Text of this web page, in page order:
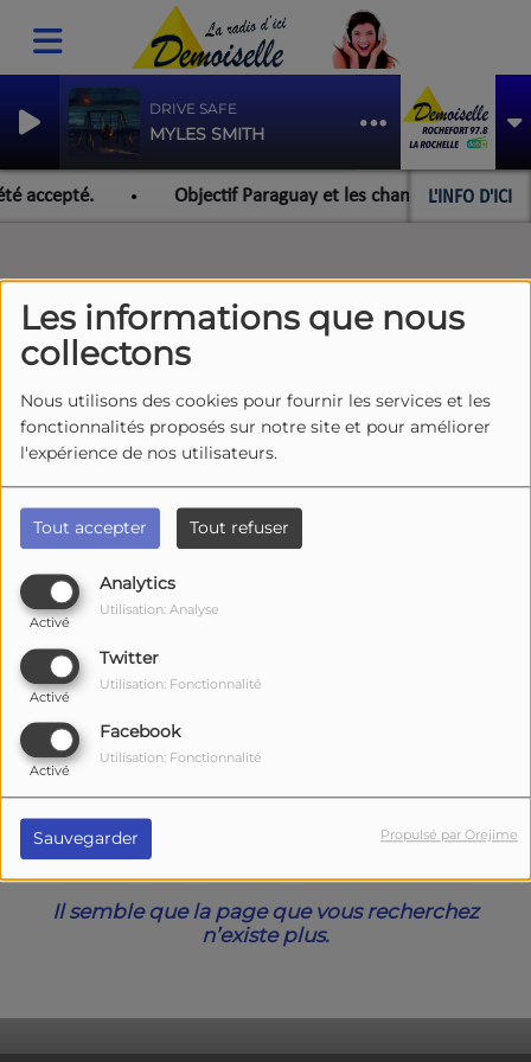
Les informations que nous
collectons
Nous utilisons des cookies pour fournir les services et les
fonctionnalités proposés sur notre site et pour améliorer
l'expérience de nos utilisateurs.
Tout accepter Tout refuser
Analytics
Activé
Utilisation: Analyse
Twitter
Activé
Utilisation: Fonctionnalité
Facebook
Activé
Utilisation: Fonctionnalité
Sauvegarder Propulsé par Orejime
DRIVE SAFE
MYLES SMITH
L'INFO D'ICI
accepté. Objectif Paraguay et les championnats du
Oups, vous avez
rencontré une erreur.
Il semble que la page que vous recherchez
n’existe plus.